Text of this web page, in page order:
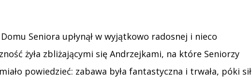
Seniora upłynął w wyjątkowo radosnej i nieco
żyła zbliżającymi się Andrzejkami, na które Seniorzy
powiedzieć: zabawa była fantastyczna i trwała, póki sił